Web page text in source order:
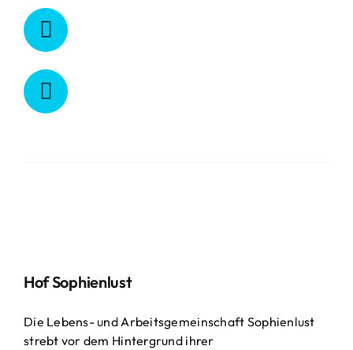
Hof Sophienlust
Die Lebens- und Arbeitsgemeinschaft Sophienlust
strebt vor dem Hintergrund ihrer